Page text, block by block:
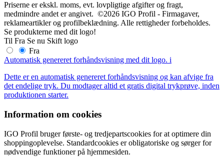
Priserne er ekskl. moms, evt. lovpligtige afgifter og fragt,
medmindre andet er angivet. ©2026 IGO Profil - Firmagaver,
reklameartikler og profilbeklædning. Alle rettigheder forbeholdes.
Se produkterne med dit logo!
Til Fra Se nu Skift logo
Fra
Automatisk genereret forhåndsvisning med dit logo. i
Dette er en automatisk genereret forhåndsvisning og kan afvige fra
det endelige tryk. Du modtager altid et gratis digital trykprøve, inden
produktionen starter.
Information om cookies
IGO Profil bruger første- og tredjepartscookies for at optimere din
shoppingoplevelse. Standardcookies er obligatoriske og sørger for
nødvendige funktioner på hjemmesiden.